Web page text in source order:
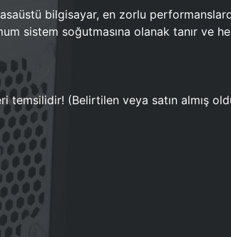
bilgisayar, en zorlu
sistem soğutmasına olanak tanır ve
temsilidir! (Belirtilen veya satın almış